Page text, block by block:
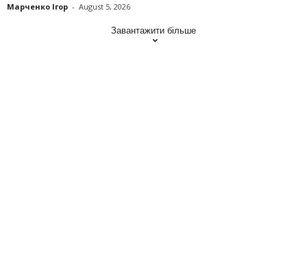
Марченко Ігор - August 5, 2026
Завантажити більше